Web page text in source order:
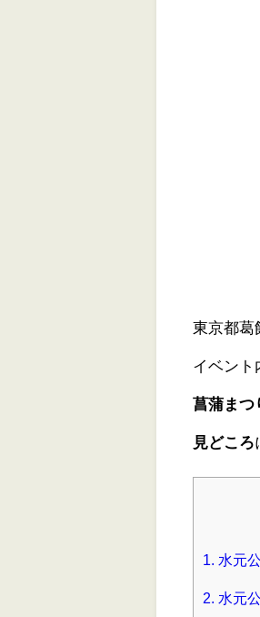
東京都葛
イベント
菖蒲まつ
見どころ
1. 水元
2. 水元